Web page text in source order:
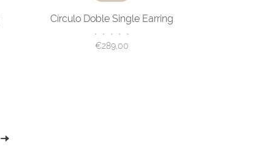
Cí­rculo Doble Single Earring
• • • • •
€289,00